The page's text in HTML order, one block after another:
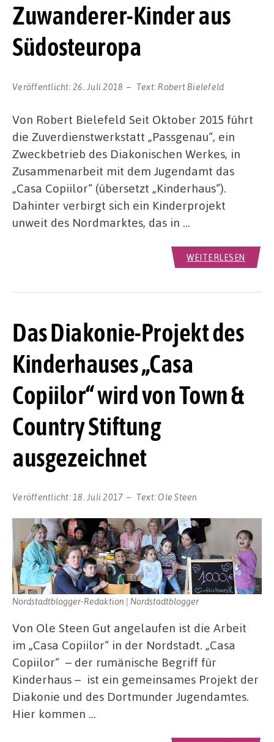
Zuwanderer-Kinder aus
Südosteuropa
Veröffentlicht:26. Juli 2018 Text:Robert Bielefeld
Von Robert Bielefeld Seit Oktober 2015 führt
die Zuverdienstwerkstatt „Passgenau“, ein
Zweckbetrieb des Diakonischen Werkes, in
Zusammenarbeit mit dem Jugendamt das
„Casa Copiilor“ (übersetzt „Kinderhaus“).
Dahinter verbirgt sich ein Kinderprojekt
unweit des Nordmarktes, das in …
WEITERLESEN
Das Diakonie-Projekt des
Kinderhauses „Casa
Copiilor“ wird von Town &
Country Stiftung
ausgezeichnet
Veröffentlicht: 18. Juli 2017 Text:Ole Steen
Nordstadtblogger-Redaktion | Nordstadtblogger
Von Ole Steen Gut angelaufen ist die Arbeit
im „Casa Copiilor“ in der Nordstadt. „Casa
Copiilor“ – der rumänische Begriff für
Kinderhaus – ist ein gemeinsames Projekt der
Diakonie und des Dortmunder Jugendamtes.
Hier kommen …